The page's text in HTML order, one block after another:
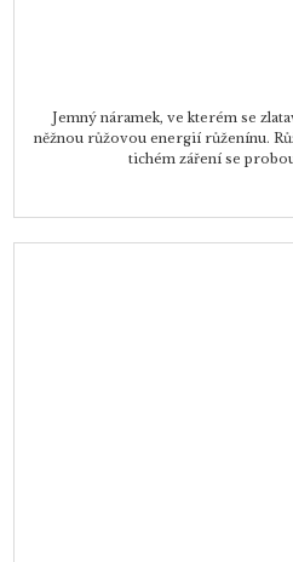
Jemný náramek, ve kterém se
něžnou růžovou energií růženínu.
tichém záření se